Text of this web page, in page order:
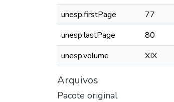
unesp.firstPage
77
unesp.lastPage
80
unesp.volume
XIX
Arquivos
Pacote original